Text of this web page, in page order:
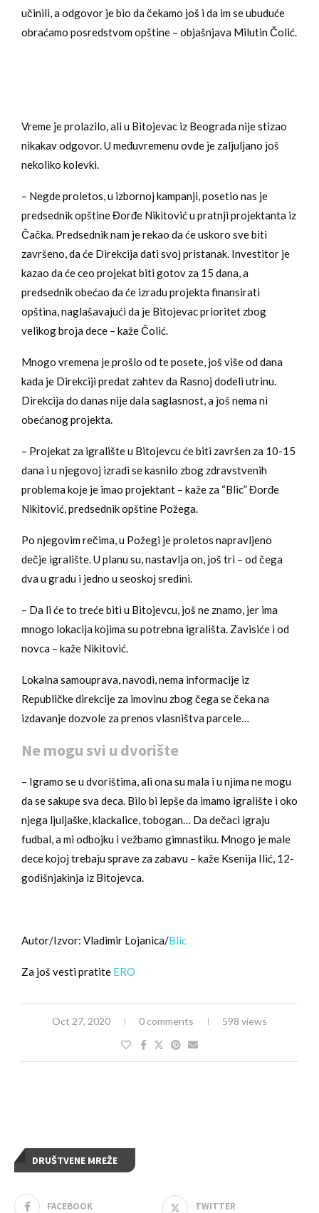
učinili, a odgovor je bio da čekamo još i da im se ubuduće
obraćamo posredstvom opštine – objašnjava Milutin Čolić.
Vreme je prolazilo, ali u Bitojevac iz Beograda nije stizao
nikakav odgovor. U međuvremenu ovde je zaljuljano još
nekoliko kolevki.
– Negde proletos, u izbornoj kampanji, posetio nas je
predsednik opštine Đorđe Nikitović u pratnji projektanta iz
Čačka. Predsednik nam je rekao da će uskoro sve biti
završeno, da će Direkcija dati svoj pristanak. Investitor je
kazao da će ceo projekat biti gotov za 15 dana, a
predsednik obećao da će izradu projekta finansirati
opština, naglašavajući da je Bitojevac prioritet zbog
velikog broja dece – kaže Čolić.
Mnogo vremena je prošlo od te posete, još više od dana
kada je Direkciji predat zahtev da Rasnoj dodeli utrinu.
Direkcija do danas nije dala saglasnost, a još nema ni
obećanog projekta.
– Projekat za igralište u Bitojevcu će biti završen za 10-15
dana i u njegovoj izradi se kasnilo zbog zdravstvenih
problema koje je imao projektant – kaže za “Blic” Đorđe
Nikitović, predsednik opštine Požega.
Po njegovim rečima, u Požegi je proletos napravljeno
dečje igralište. U planu su, nastavlja on, još tri – od čega
dva u gradu i jedno u seoskoj sredini.
– Da li će to treće biti u Bitojevcu, još ne znamo, jer ima
mnogo lokacija kojima su potrebna igrališta. Zavisiće i od
novca – kaže Nikitović.
Lokalna samouprava, navodi, nema informacije iz
Republičke direkcije za imovinu zbog čega se čeka na
izdavanje dozvole za prenos vlasništva parcele…
Ne mogu svi u dvorište
– Igramo se u dvorištima, ali ona su mala i u njima ne mogu
da se sakupe sva deca. Bilo bi lepše da imamo igralište i oko
njega ljuljaške, klackalice, tobogan… Da dečaci igraju
fudbal, a mi odbojku i vežbamo gimnastiku. Mnogo je male
dece kojoj trebaju sprave za zabavu – kaže Ksenija Ilić, 12-
godišnjakinja iz Bitojevca.
Autor/Izvor: Vladimir Lojanica/Blic
Za još vesti pratite ERO
Oct 27, 2020 0 comments 598 views
DRUŠTVENE MREŽE
FACEBOOK TWITTER